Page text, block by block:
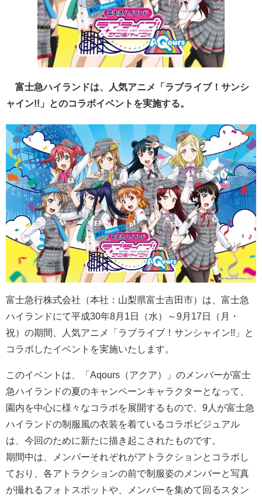
富士急ハイランドは、人気アニメ「ラブライブ！サンシ
ャイン!!」とのコラボイベントを実施する。
富士急行株式会社（本社：山梨県富士吉田市）は、富士急
ハイランドにて平成30年8月1日（水）～9月17日（月・
祝）の期間、人気アニメ「ラブライブ！サンシャイン!!」と
コラボしたイベントを実施いたします。
このイベントは、「Aqours（アクア）」のメンバーが富士
急ハイランドの夏のキャンペーンキャラクターとなって、
園内を中心に様々なコラボを展開するもので、9人が富士急
ハイランドの制服風の衣装を着ているコラボビジュアル
は、今回のために新たに描き起こされたものです。
期間中は、メンバーそれぞれがアトラクションとコラボし
ており、各アトラクションの前で制服姿のメンバーと写真
が撮れるフォトスポットや、メンバーを集めて回るスタン